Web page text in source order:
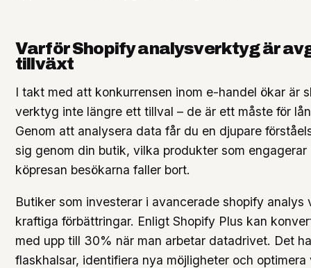
Varför Shopify analysverktyg är
tillväxt
I takt med att konkurrensen inom e-handel ökar är
verktyg inte längre ett tillval – de är ett måste för
Genom att analysera data får du en djupare
sig genom din butik, vilka produkter som engagerar
köpresan besökarna faller bort.
Butiker som investerar i avancerade shopify analys
kraftiga förbättringar. Enligt Shopify Plus kan
med upp till 30% när man arbetar datadrivet. Det
flaskhalsar, identifiera nya möjligheter och optimera